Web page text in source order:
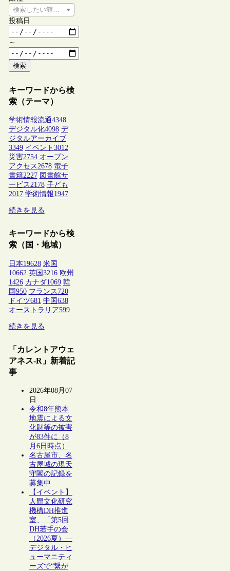
検索したい館種を選択してください
投稿日
～
検索
キーワードから検
索（テーマ）
学術情報流通4348
デジタル化4098 デ
ジタルアーカイブ
3349 イベント 3012
災害2754 オープン
アクセス2678 電子
書籍2227 図書館サ
ービス2178 子ども
2017 学術情報1947
続きを見る
キーワードから検
索（国・地域）
日本19628 米国
10662 英国 3216 欧州
1426 カナダ1069 韓
国 950 フランス 720
ドイツ681 中国 638
オーストラリア599
続きを見る
「カレントアウェ
アネス-R」新着記
事
2026年08月07
日
令和8年熊本
地震による文
化財等の被害
が83件に（8
月6日時点）
名古屋市、名
古屋城の現天
守閣の記録を
募集中
【イベント】
人間文化研究
機構DH推進
室、「第5回
DH若手の会
（2026夏）―
デジタル・ヒ
ューマニティ
ーズで“繋が